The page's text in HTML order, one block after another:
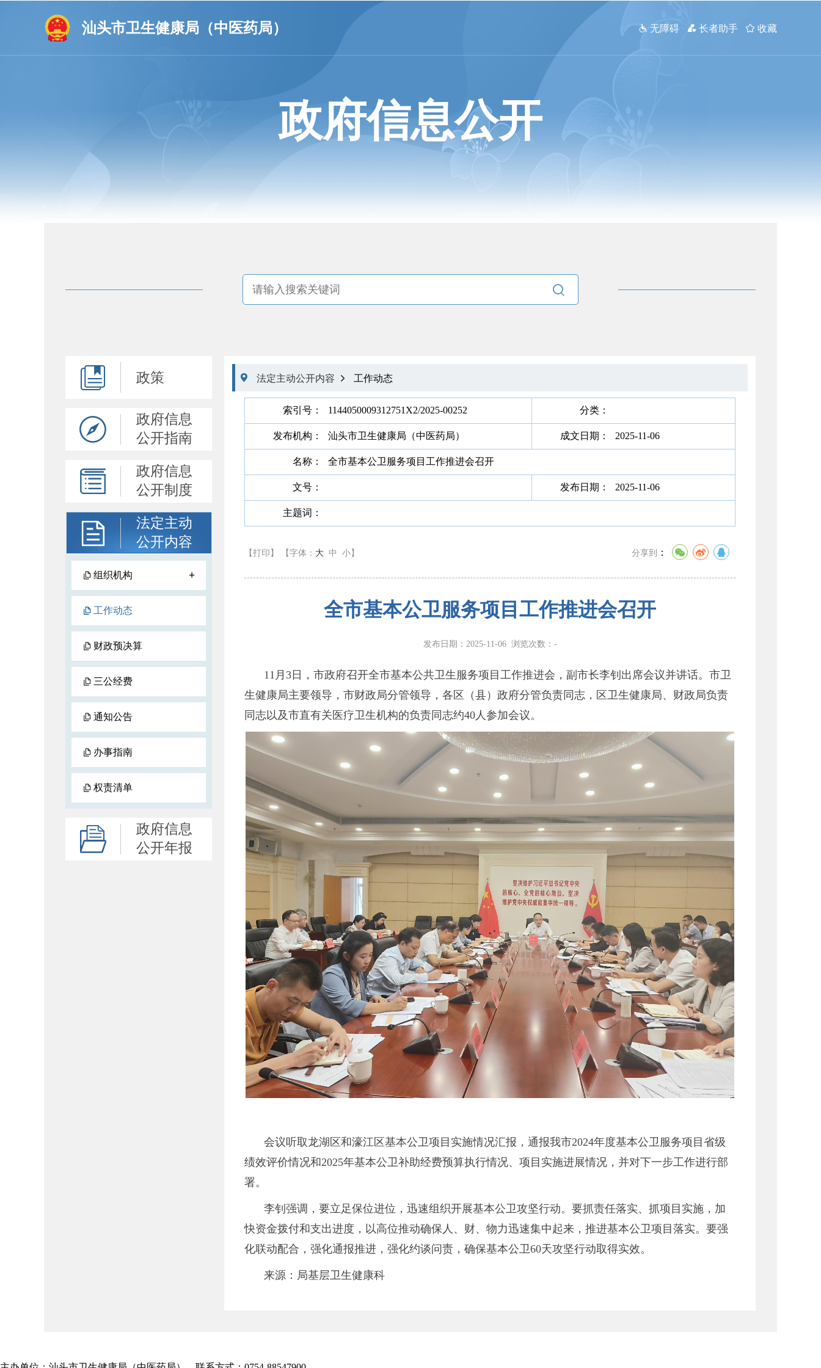
汕头市卫生健康局（中医药局）  无障碍  长者助手  收藏
政府信息公开

政策
政府信息
公开指南
政府信息
公开制度
法定主动
公开内容
组织机构 +
工作动态
财政预决算
三公经费
通知公告
办事指南
权责清单
政府信息
公开年报
 法定主动公开内容  工作动态
索引号： 1144050009312751X2/2025-00252 分类：
发布机构： 汕头市卫生健康局（中医药局） 成文日期： 2025-11-06
名称： 全市基本公卫服务项目工作推进会召开
文号： 发布日期： 2025-11-06
主题词：
【打印】 【字体： 大 中 小 】 分享到 ：
全市基本公卫服务项目工作推进会召开
发布日期：2025-11-06 浏览次数： -
11月3日，市政府召开全市基本公共卫生服务项目工作推进会，副市长李钊出席会议并讲话。市卫
生健康局主要领导，市财政局分管领导，各区（县）政府分管负责同志，区卫生健康局、财政局负责
同志以及市直有关医疗卫生机构的负责同志约40人参加会议。
会议听取龙湖区和濠江区基本公卫项目实施情况汇报，通报我市2024年度基本公卫服务项目省级
绩效评价情况和2025年基本公卫补助经费预算执行情况、项目实施进展情况，并对下一步工作进行部
署。
李钊强调，要立足保位进位，迅速组织开展基本公卫攻坚行动。要抓责任落实、抓项目实施，加
快资金拨付和支出进度，以高位推动确保人、财、物力迅速集中起来，推进基本公卫项目落实。要强
化联动配合，强化通报推进，强化约谈问责，确保基本公卫60天攻坚行动取得实效。
来源：局基层卫生健康科